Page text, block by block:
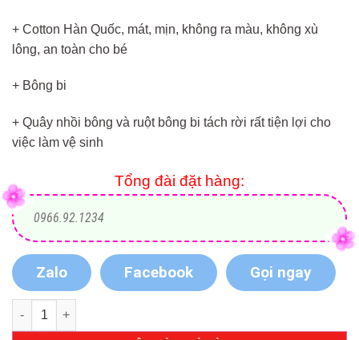
+ Cotton Hàn Quốc, mát, mịn, không ra màu, không xù
lông, an toàn cho bé
+ Bông bi
+ Quây nhồi bông và ruột bông bi tách rời rất tiện lợi cho
việc làm vệ sinh
Tổng đài đặt hàng:
0966.92.1234
Zalo Facebook Gọi ngay
Bộ quây nhồi bông 1 đầu hồng dâu số lượng